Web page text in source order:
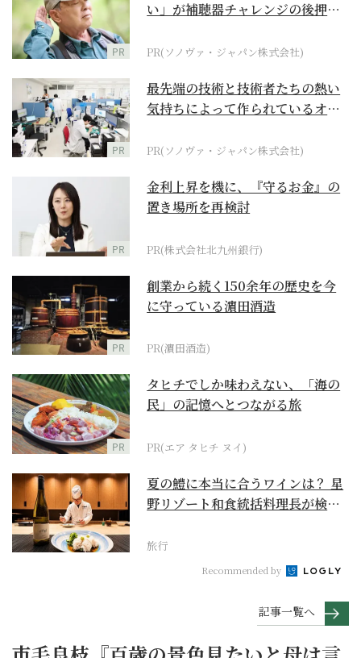
PR
い」が補聴器チャレンジの後押し
PR(ソノヴァ・ジャパン株式会社)
PR
最先端の技術と技術者たちの熱い
気持ちによって作られているオー
PR(ソノヴァ・ジャパン株式会社)
PR
金利上昇を機に、『守るお金』の
置き場所を再検討
PR(株式会社北九州銀行)
PR
創業から続く150余年の歴史を今
に守っている濵田酒造
PR(濵田酒造)
PR
タヒチでしか味わえない、「海の
民」の記憶へとつながる旅
PR(エア タヒチ ヌイ)
夏の鱧に本当に合うワインは？ 星
野リゾート和食統括料理長が検証
旅行
Recommended by
記事一覧へ